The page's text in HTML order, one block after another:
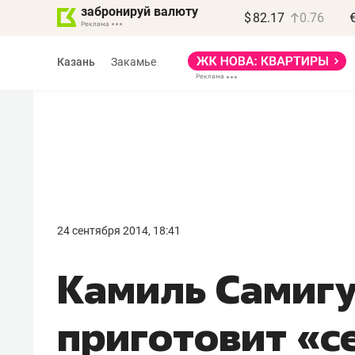
забронируй валюту $ 82.17 0.76
Казань Закамье
24 сентября 2014, 18:41
Камиль
приготовит
правил, бизнес может
потерять минимум